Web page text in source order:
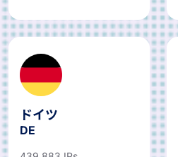
ドイツ
DE
439,883 IPs